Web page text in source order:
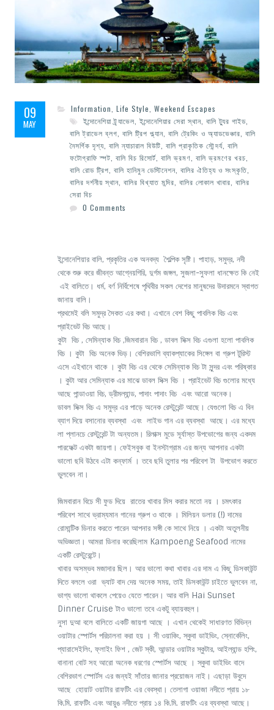
09
MAY
Information Life Style Weekend Escapes
ইন্দোনেশিয়া ট্র্যাভেল ইন্দোনেশিয়ার সেরা স্থান, বালি ট্যুর গাইড,
বালি ট্রাভেল ব্লগ বালি ট্রিপ প্ল্যান, বালি ট্রেকিং ও অ্যাডভেঞ্চার বালি
নৈসর্গিক দৃশ্য বালি ন্যাচারাল বিউটি বালি প্রাকৃতিক সৌন্দর্য, বালি
ফটোগ্রাফি স্পট বালি বিচ রিসোর্ট, বালি ভ্রমণ বালি ভ্রমণের খরচ
বালি রোড ট্রিপ বালি হানিমুন ডেস্টিনেশন, বালির ঐতিহ্য ও সংস্কৃতি
বালির দর্শনীয় স্থান, বালির বিখ্যাত মন্দির বালির লোকাল খাবার বালির
সেরা বিচ
0 Comments
ইন্দোনেশিয়ার বালি, প্রকৃতির এক অনবদ্য শৈল্পিক সৃষ্টি। পাহাড়, সমুদ্র, নদী
থেকে শুরু করে জীবন্ত আগ্নেয়গিরি, দুর্গম জঙ্গল, সুজলা-সুফলা ধানক্ষেত কি নেই
এই বালিতে। ধর্ম, বর্ণ নির্বিশেষে পৃথিবীর সকল দেশের মানুষদের উদারমনে স্বাগত
জানায় বালি।
প্রথমেই বলি সমুদ্র সৈকত এর কথা। এখানে বেশ কিছু পাবলিক বিচ এবং
প্রাইভেট বিচ আছে।
কুটা বিচ , সেমিন্যাক বিচ ,জিমবারান বিচ , ডাবল সিক্স বিচ এগুলা হলো পাবলিক
বিচ । কুটা বিচ অনেক ভিড়। বেশিরভাগি ব্যাকপ্যাকের সিঙ্গেল বা গ্রুপ টুরিস্ট
এসে এইখানে থাকে । কুটা বিচ এর থেকে সেমিন্যাক বিচ টা সুন্দর এবং পরিষ্কার
। কুটা আর সেমিন্যাক এর মাঝে ডাবল সিক্স বিচ । প্রাইভেট বিচ গুলোর মধ্যে
আছে পান্ডাওয়া বিচ, ড্রীমল্যান্ড, পাদাং পাদাং বিচ এবং আরো অনেক।
ডাবল সিক্স বিচ এ সমুদ্র এর পাড়ে অনেক রেস্টুরেন্ট আছে। যেগুলো বিচ এ বিন
ব্যাগ দিয়ে বসানোর ব্যবস্থা এবং লাইভ গান এর ব্যবস্থা আছে। এর মধ্যে
লা প্লানচে রেস্টুরেন্ট টা অন্যতম। রিলাক্স মুডে সূর্যাস্ত উপভোগের জন্য একদম
পারফেক্ট একটা জায়গা। ফেইসবুক বা ইনস্টাগ্রাম এর জন্য আপনার একটা
ভালো ছবি উঠবে এটা কন্ফার্ম । তবে ছবি তুলার পর পরিবেশ টা উপভোগ করতে
ভুলবেন না।
জিমবারান বিচে সী ফুড দিয়ে রাতের খাবার মিস করার মতো নয় । চমৎকার
পরিবেশ সাথে ভ্রাম্যমান গানের গ্রুপ ও থাকে । মিলিয়ন ডলার (!) দামের
রোমান্টিক ডিনার করতে পারেন আপনার সঙ্গী কে সাথে নিয়ে । একটা অতুলনীয়
অভিজ্ঞতা। আমরা ডিনার করেছিলাম Kampoeng Seafood নামের
একটি রেস্টুরেন্টে।
খাবার অসম্ভব মজাদার ছিল। আর ভালো কথা খাবার এর দাম এ কিছু ডিসকাউন্ট
দিতে বললে ওরা ভ্যাট বাদ দেয় অনেক সময়, তাই ডিসকাউন্ট চাইতে ভুলবেন না,
ভাগ্য ভালো থাকলে পেয়েও যেতে পারেন। আর বালি Hai Sunset
Dinner Cruise টাও ভালো তবে একটু ব্যায়বহুল।
নুসা দুআ বলে বালিতে একটি জায়গা আছে । এখান থেকেই সাধারণত বিভিন্ন
ওয়াটার স্পোর্টস পরিচালনা করা হয় । সী ওয়াকিং, স্কুবা ডাইভিং, স্নোর্কেলিং,
প্যারাসেইলিং, ফ্লাইং ফিশ , জেট স্কী, আন্ডার ওয়াটার স্কুটার, আইল্যান্ড হপিং,
বানানা বোট সহ আরো অনেক ধরণের স্পোর্টস আছে । স্কুবা ডাইভিং বাদে
বেশিরভাগ স্পোর্টস এর জন্যই সাঁতার জানার প্রয়োজন নাই। এছাড়া উবুদে
আছে হোয়াট ওয়াটার রাফটিং এর বেবস্থা। তেলাগা ওয়াজা নদীতে প্রায় ১৮
কি.মি. রাফটিং এবং আয়ুঙ নদীতে প্রায় ১৪ কি.মি. রাফটিং এর ব্যবস্থা আছে।